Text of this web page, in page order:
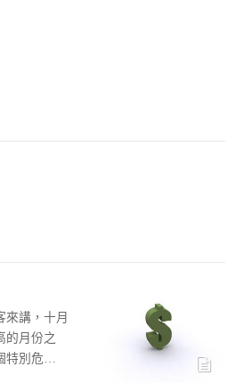
來講，十月
的月份之
特別危…